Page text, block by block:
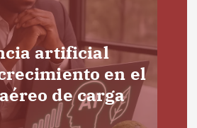
artificial
en el
de carga